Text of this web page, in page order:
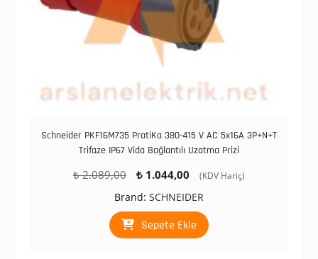
Schneider PKF16M735 PratiKa 380-415 V AC 5x16A 3P+N+T
Trifaze IP67 Vida Bağlantılı Uzatma Prizi
₺2.089,00
Orijinal
₺ 2.089,00.
₺1.044,00
Şu
fiyat:
₺ 1.044,00.
(KDV Hariç)
Brand: SCHNEIDER
Sepete Ekle